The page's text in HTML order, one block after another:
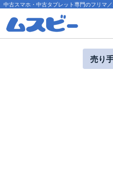
中古スマホ・中古タブレット専門のフリマ
売り